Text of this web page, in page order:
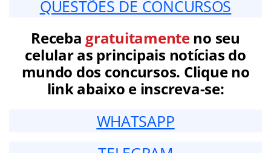
QUESTÕES DE CONCURSOS
Receba gratuitamenteno seu
celular as principais notícias do
mundo dos concursos. Clique no
link abaixo e inscreva-se:
WHATSAPP